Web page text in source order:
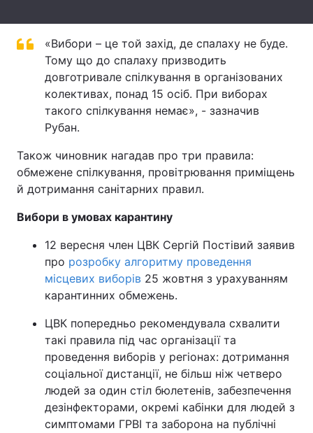
Послуги
Тема оформлення
«Вибори – це той захід, де спалаху не буде.
Тому що до спалаху призводить
довготривале спілкування в організованих
колективах, понад 15 осіб. При виборах
такого спілкування немає», - зазначив
Рубан.
Також чиновник нагадав про три правила:
обмежене спілкування, провітрювання приміщень
й дотримання санітарних правил.
Вибори в умовах карантину
12 вересня член ЦВК Сергій Постівий заявив
про розробку алгоритму проведення
місцевих виборів 25 жовтня з урахуванням
карантинних обмежень.
ЦВК попередньо рекомендувала схвалити
такі правила під час організації та
проведення виборів у регіонах: дотримання
соціальної дистанції, не більш ніж четверо
людей за один стіл бюлетенів, забезпечення
дезінфекторами, окремі кабінки для людей з
симптомами ГРВІ та заборона на публічні